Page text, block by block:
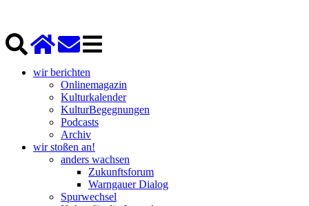
wir berichten
Onlinemagazin
Kulturkalender
KulturBegegnungen
Podcasts
Archiv
wir stoßen an!
anders wachsen
Zukunftsforum
Warngauer Dialog
Spurwechsel